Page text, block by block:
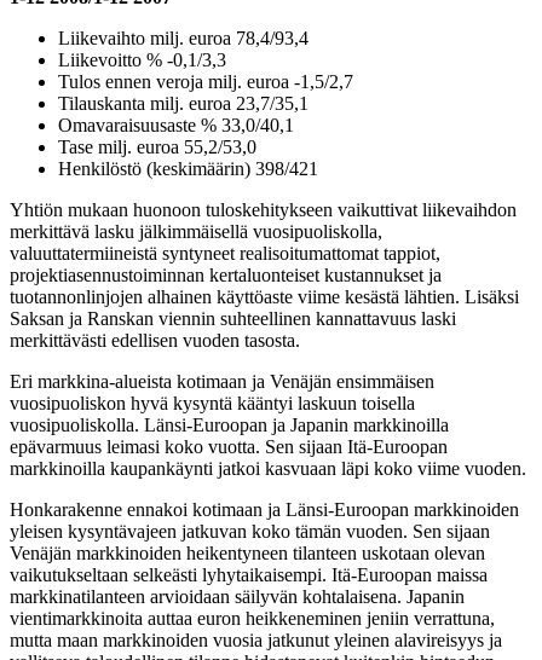
Liikevaihto milj. euroa 78,4/93,4
Liikevoitto % -0,1/3,3
Tulos ennen veroja milj. euroa -1,5/2,7
Tilauskanta milj. euroa 23,7/35,1
Omavaraisuusaste % 33,0/40,1
Tase milj. euroa 55,2/53,0
Henkilöstö (keskimäärin) 398/421
Yhtiön mukaan huonoon tuloskehitykseen vaikuttivat liikevaihdon
merkittävä lasku jälkimmäisellä vuosipuoliskolla,
valuuttatermiineistä syntyneet realisoitumattomat tappiot,
projektiasennustoiminnan kertaluonteiset kustannukset ja
tuotannonlinjojen alhainen käyttöaste viime kesästä lähtien. Lisäksi
Saksan ja Ranskan viennin suhteellinen kannattavuus laski
merkittävästi edellisen vuoden tasosta.
Eri markkina-alueista kotimaan ja Venäjän ensimmäisen
vuosipuoliskon hyvä kysyntä kääntyi laskuun toisella
vuosipuoliskolla. Länsi-Euroopan ja Japanin markkinoilla
epävarmuus leimasi koko vuotta. Sen sijaan Itä-Euroopan
markkinoilla kaupankäynti jatkoi kasvuaan läpi koko viime vuoden.
Honkarakenne ennakoi kotimaan ja Länsi-Euroopan markkinoiden
yleisen kysyntävajeen jatkuvan koko tämän vuoden. Sen sijaan
Venäjän markkinoiden heikentyneen tilanteen uskotaan olevan
vaikutukseltaan selkeästi lyhytaikaisempi. Itä-Euroopan maissa
markkinatilanteen arvioidaan säilyvän kohtalaisena. Japanin
vientimarkkinoita auttaa euron heikkeneminen jeniin verrattuna,
mutta maan markkinoiden vuosia jatkunut yleinen alavireisyys ja